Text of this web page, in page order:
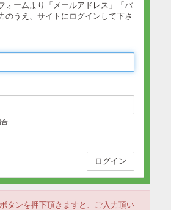
ォームより「メールアドレス」「パ
のうえ、サイトにログインして下さ
合
タンを押下頂きますと、ご入力頂い